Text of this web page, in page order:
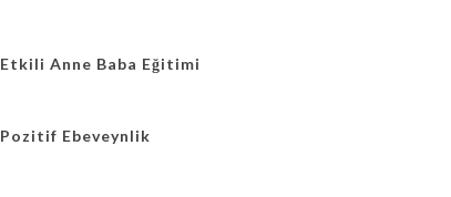
Etkili Anne Baba Eğitimi
Pozitif Ebeveynlik